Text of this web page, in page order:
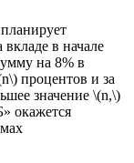
в начале
на 8% в
процентов и за
значение \(n,\)
окажется